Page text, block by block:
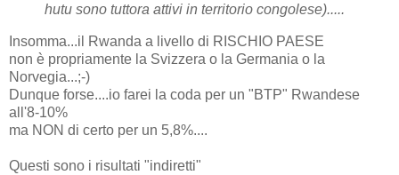
hutu sono tuttora attivi in territorio congolese).....
Insomma...il Rwanda a livello di RISCHIO PAESE
non è propriamente la Svizzera o la Germania o la
Norvegia...;-)
Dunque forse....io farei la coda per un "BTP" Rwandese
all'8-10%
ma NON di certo per un 5,8%....
Questi sono i risultati "indiretti"